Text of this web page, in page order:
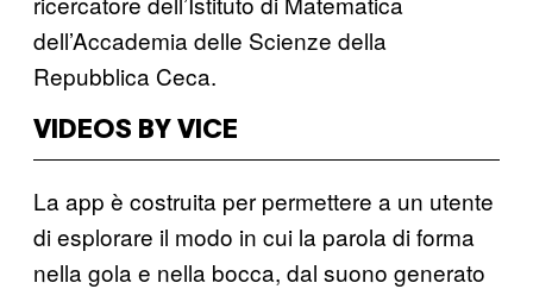
dell’Accademia delle Scienze della
Repubblica Ceca.
VIDEOS BY VICE
La app è costruita per permettere a un utente
di esplorare il modo in cui la parola di forma
nella gola e nella bocca, dal suono generato